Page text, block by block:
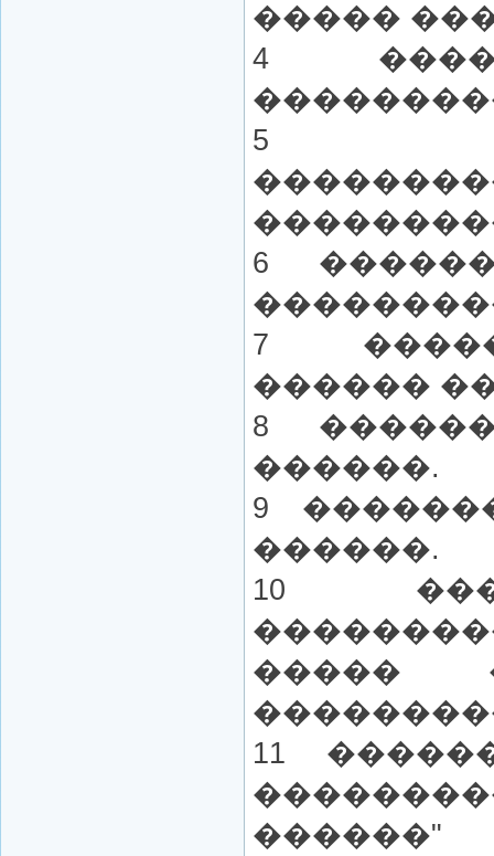
�����
4
5
6
7
������
8
������.
9
������.
10
�����
11
������"